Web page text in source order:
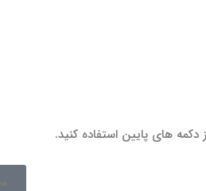
های پایین استفاده کنید.